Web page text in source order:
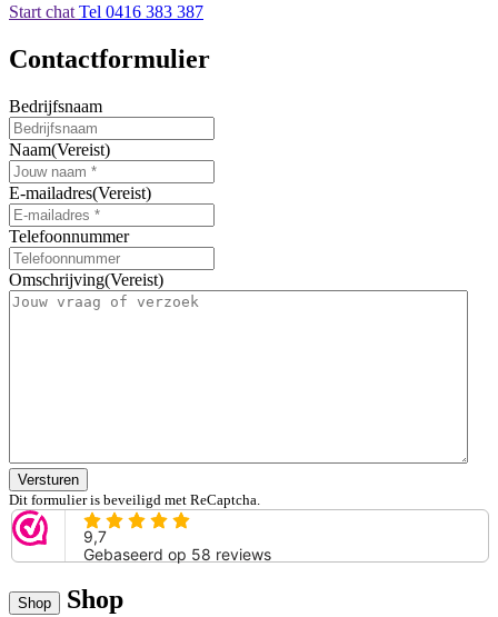
Start chat Tel 0416 383 387
Contactformulier
Bedrijfsnaam
Naam(Vereist)
E-mailadres(Vereist)
Telefoonnummer
Omschrijving(Vereist)
Versturen
Dit formulier is beveiligd met ReCaptcha.
Shop Shop